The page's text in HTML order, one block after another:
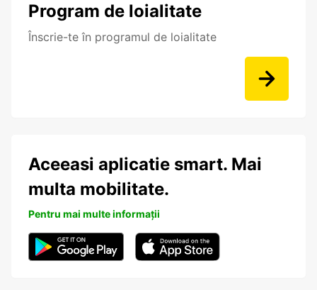
Program de loialitate
Înscrie-te în programul de loialitate
Aceeasi aplicatie smart. Mai
multa mobilitate.
Pentru mai multe informații